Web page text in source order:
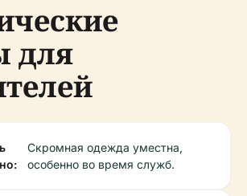
для
Скромная одежда уместна,
особенно во время служб.